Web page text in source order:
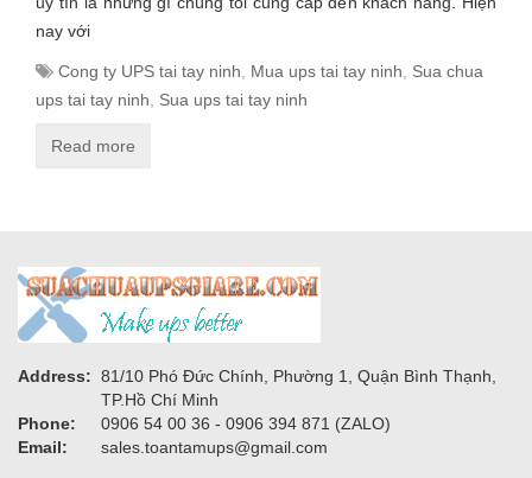
nay với
Cong ty UPS tai tay ninh Mua ups tai tay ninh
Sua chua
ups tai tay ninh
Sua ups tai tay ninh
Read more
Address: 81/10 Phó Đức Chính, Phường 1, Quận Bình Thạnh,
TP.Hồ Chí Minh
Phone:
0906 54 00 36 - 0906 394 871 (ZALO)
Email:
sales.toantamups@gmail.com